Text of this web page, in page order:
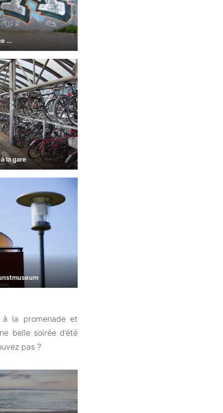
…
la gare
la promenade et
belle soirée d’été
pas ?